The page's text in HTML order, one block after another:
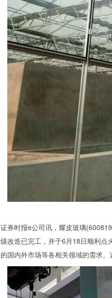
证券时报e公司讯，耀皮玻璃
级改造已完工，并于6月18日顺利点
的国内外市场等各相关领域的需求